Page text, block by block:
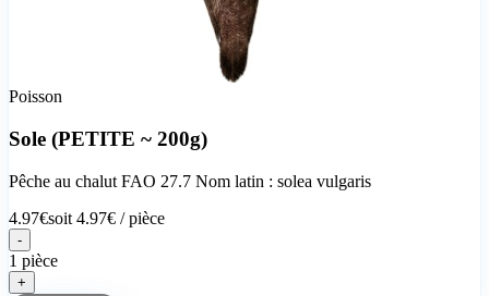
Poisson
Sole (PETITE ~ 200g)
Pêche au chalut FAO 27.7 Nom latin : solea vulgaris
4.97€soit 4.97€ /pièce
-
1 pièce
+